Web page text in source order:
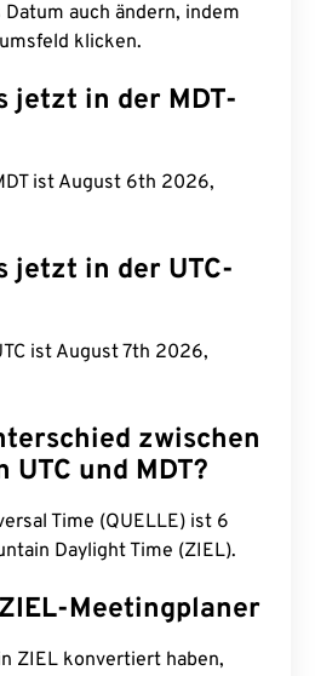
Datum auch ändern, indem
klicken.
jetzt in der MDT-
ist August 6th 2026,
jetzt in der UTC-
ist August 7th 2026,
zwischen
und MDT?
Time (QUELLE) ist 6
Daylight Time (ZIEL).
Meetingplaner
ZIEL konvertiert haben,